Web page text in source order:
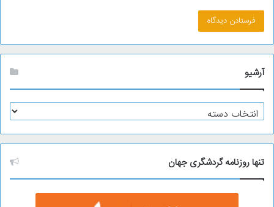
آرشیو
آ
ر
ش
ی
و
تنها روزنامه گردشگری جهان